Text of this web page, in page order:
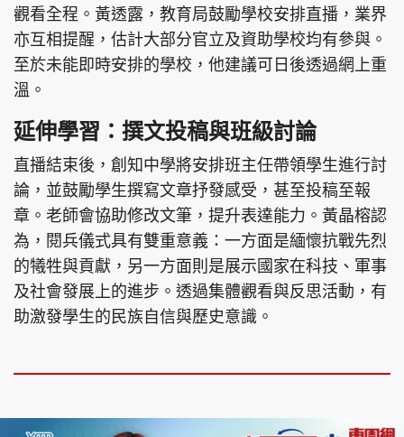
觀看全程。黃透露，教育局鼓勵學校安排直播，業界
亦互相提醒，估計大部分官立及資助學校均有參與。
至於未能即時安排的學校，他建議可日後透過網上重
溫。
延伸學習：撰文投稿與班級討論
直播結束後，創知中學將安排班主任帶領學生進行討
論，並鼓勵學生撰寫文章抒發感受，甚至投稿至報
章。老師會協助修改文筆，提升表達能力。黃晶榕認
為，閱兵儀式具有雙重意義：一方面是緬懷抗戰先烈
的犧牲與貢獻，另一方面則是展示國家在科技、軍事
及社會發展上的進步。透過集體觀看與反思活動，有
助激發學生的民族自信與歷史意識。